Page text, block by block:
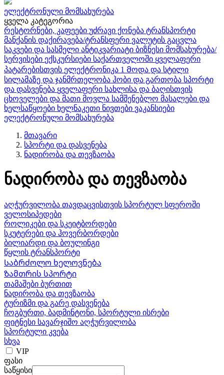
ელექტრონული მომსახურება
ყველა კატეგორია
რესტორნები, კაფეები უძრავი ქონება ტრანსპორტი
მანქანის დაქირავება/ტრანსფერი ვალუტის გაცვლა
საკვები და სასმელი ანტიკვარიატი ბიზნესი მომსახურება/
სერვისები ექსკურსიები საქართველოში ყველაფერი
პატარებისთვის ელექტრონიკა 1 Მოდა და სტილი
სილამაზე და ჯანმრთელობა ჰობი და გართობა სპორტი
და დასვენება ყველაფერი სახლისა და ბაღისთვის
ცხოველები და მათი მოვლა სამშენებლო მასალები და
ხელსაწყოები ხელნაკეთი ნივთები ვაკანსიები
ელექტრონული მომსახურება
მთავარი
სპორტი და დასვენება
ნადირობა და თევზაობა
ნადირობა და თევზაობა
აღჭურვილობა თავდაცვისთვის სპორტულ სფეროში
ველოსიპედები
როლიკები და სკეიტბორდები
სკუტერები და ჰოვერბორდები
ბილიარდი და ბოულინგი
წყლის ტრანსპორტი
Საბრძოლო ხელოვნება
Ზამთრის სპორტი
თამაშები ბურთით
ნადირობა და თევზაობა
ტურიზმი და გარე დასვენება
ჩოგბურთი, ბადმინტონი, სპორტული ისრები
ფიტნესი სავარჯიშო აღჭურვილობა
სპორტული კვება
სხვა
VIP
ფასი
საწყისი